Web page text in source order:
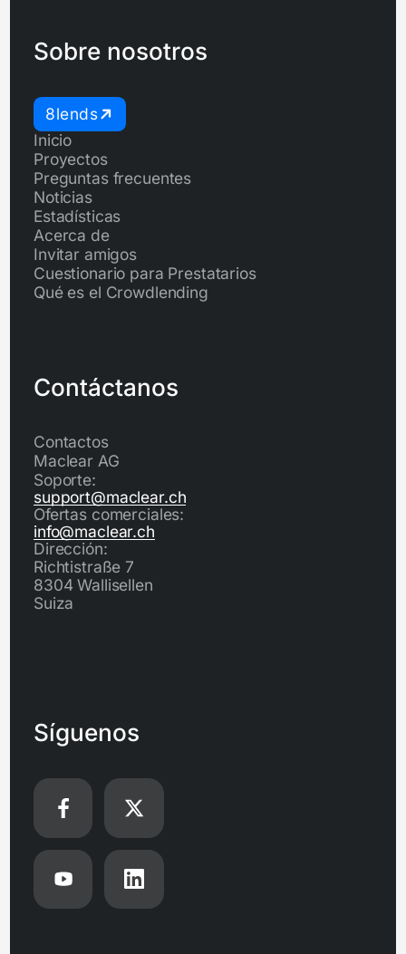
Sobre nosotros
8lends
Inicio
Proyectos
Preguntas frecuentes
Noticias
Estadísticas
Acerca de
Invitar amigos
Cuestionario para Prestatarios
Qué es el Crowdlending
Contáctanos
Contactos
Maclear AG
Soporte:
support@maclear.ch
Ofertas comerciales:
info@maclear.ch
Dirección:
Richtistraße 7
8304 Wallisellen
Suiza
Síguenos